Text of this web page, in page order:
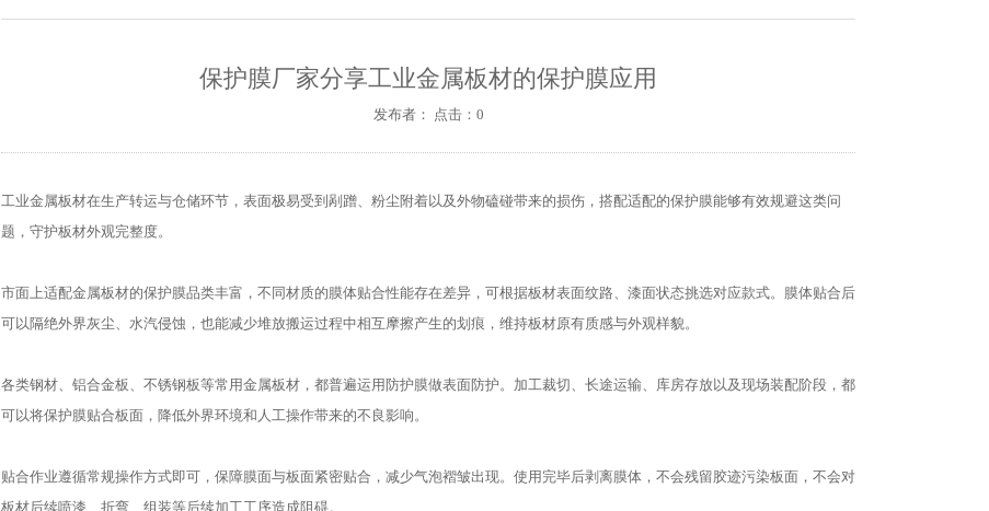
保护膜厂家分享工业金属板材的保护膜应用
发布者： 点击：0
工业金属板材在生产转运与仓储环节，表面极易受到剐蹭、粉尘附着以及外物磕碰带来的损伤，搭配适配的保护膜能够有效规避这类问
题，守护板材外观完整度。
市面上适配金属板材的保护膜品类丰富，不同材质的膜体贴合性能存在差异，可根据板材表面纹路、漆面状态挑选对应款式。膜体贴合后
可以隔绝外界灰尘、水汽侵蚀，也能减少堆放搬运过程中相互摩擦产生的划痕，维持板材原有质感与外观样貌。
各类钢材、铝合金板、不锈钢板等常用金属板材，都普遍运用防护膜做表面防护。加工裁切、长途运输、库房存放以及现场装配阶段，都
可以将保护膜贴合板面，降低外界环境和人工操作带来的不良影响。
贴合作业遵循常规操作方式即可，保障膜面与板面紧密贴合，减少气泡褶皱出现。使用完毕后剥离膜体，不会残留胶迹污染板面，不会对
板材后续喷漆、折弯、组装等后续加工工序造成阻碍。